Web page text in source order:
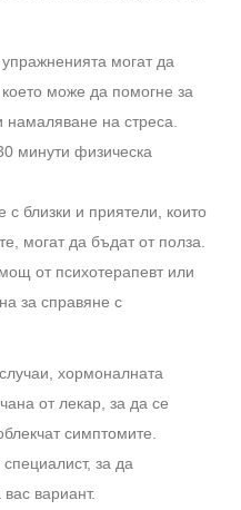
могат да
може да помогне за
на стреса.
минути физическа
с близки и приятели, които
могат да бъдат от полза.
от психотерапевт или
за справяне с
хормоналната
от лекар, за да се
симптомите.
за да
вариант.